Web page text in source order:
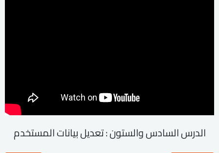
الدرس السادس والستون : تعديل بيانات المستخدم